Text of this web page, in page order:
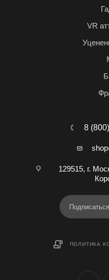
VR
8
129515, г.
ПОЛИТИКА